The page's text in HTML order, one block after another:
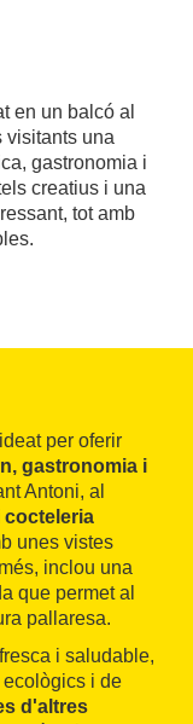
en un balcó al
visitants una
gastronomia i
creatius i una
tot amb
per oferir
gastronomia i
Antoni, al
cocteleria
unes vistes
inclou una
que permet al
pallaresa.
i saludable,
i de
d'altres